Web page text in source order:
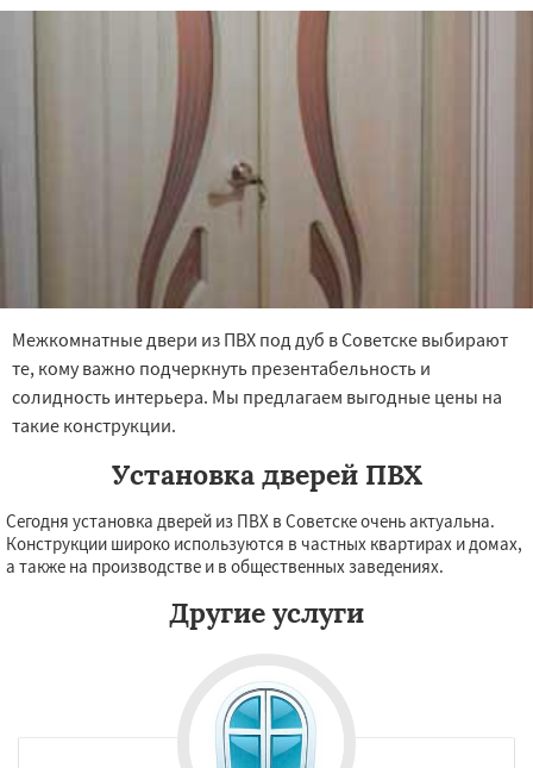
Межкомнатные двери из ПВХ под дуб в Советске выбирают
те, кому важно подчеркнуть презентабельность и
солидность интерьера. Мы предлагаем выгодные цены на
такие конструкции.
Установка дверей ПВХ
Сегодня установка дверей из ПВХ в Советске очень актуальна.
Конструкции широко используются в частных квартирах и домах,
а также на производстве и в общественных заведениях.
Другие услуги